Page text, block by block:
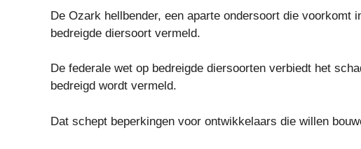
De Ozark hellbender, een aparte ondersoort die voorkomt
bedreigde diersoort vermeld.
De federale wet op bedreigde diersoorten verbiedt het
bedreigd wordt vermeld.
Dat schept beperkingen voor ontwikkelaars die willen